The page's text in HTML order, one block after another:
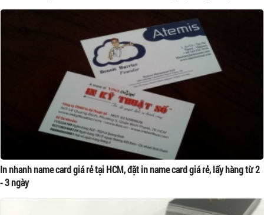
In nhanh name card giá rẻ tại HCM, đặt in name card giá rẻ, lấy hàng từ 2
- 3 ngày